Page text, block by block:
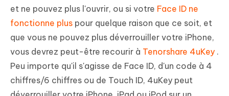
et ne pouvez plus l'ouvrir, ou si votre Face ID ne
fonctionne plus pour quelque raison que ce soit, et
que vous ne pouvez plus déverrouiller votre iPhone,
vous devrez peut-être recourir à Tenorshare 4uKey .
Peu importe qu'il s'agisse de Face ID, d'un code à 4
chiffres/6 chiffres ou de Touch ID, 4uKey peut